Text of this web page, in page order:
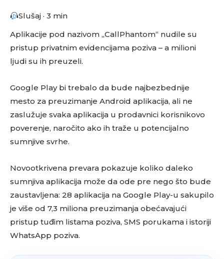
Slušaj · 3 min
Aplikacije pod nazivom „CallPhantom“ nudile su
pristup privatnim evidencijama poziva – a milioni
ljudi su ih preuzeli.
Google Play bi trebalo da bude najbezbednije
mesto za preuzimanje Android aplikacija, ali ne
zaslužuje svaka aplikacija u prodavnici korisnikovo
poverenje, naročito ako ih traže u potencijalno
sumnjive svrhe.
Novootkrivena prevara pokazuje koliko daleko
sumnjiva aplikacija može da ode pre nego što bude
zaustavljena: 28 aplikacija na Google Play-u sakupilo
je više od 7,3 miliona preuzimanja obećavajući
pristup tuđim listama poziva, SMS porukama i istoriji
WhatsApp poziva.